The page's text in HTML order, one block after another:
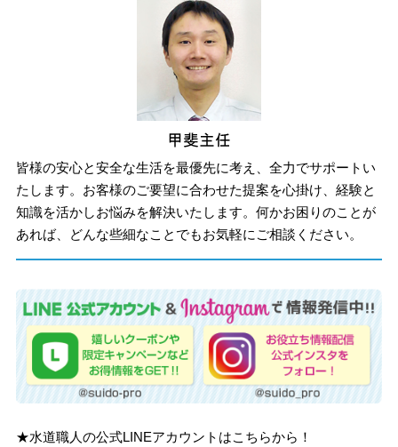
皆様の安心と安全な生活を最優先に考え、全力でサポートい
たします。お客様のご要望に合わせた提案を心掛け、経験と
知識を活かしお悩みを解決いたします。何かお困りのことが
あれば、どんな些細なことでもお気軽にご相談ください。
★水道職人の公式LINEアカウントはこちらから！